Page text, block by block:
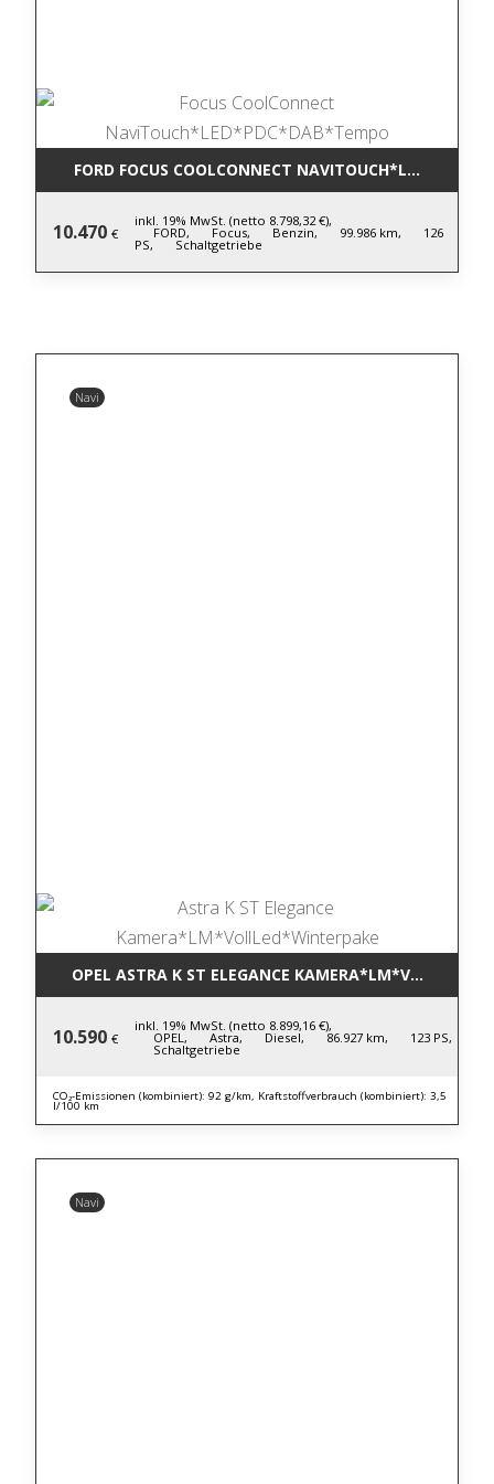
FORD FOCUS COOLCONNECT
10.470 €
inkl. 19% MwSt. (netto 8.798,32 €),
FORD, Focus, Benzin, 99.986 km, 126
PS, Schaltgetriebe
Navi
OPEL ASTRA K ST ELEGANCE
10.590 €
inkl. 19% MwSt. (netto 8.899,16 €),
OPEL, Astra, Diesel, 86.927 km, 123 PS,
Schaltgetriebe
CO₂-Emissionen (kombiniert): 92 g/km, Kraftstoffverbrauch (kombiniert): 3,5
l/100 km
Navi